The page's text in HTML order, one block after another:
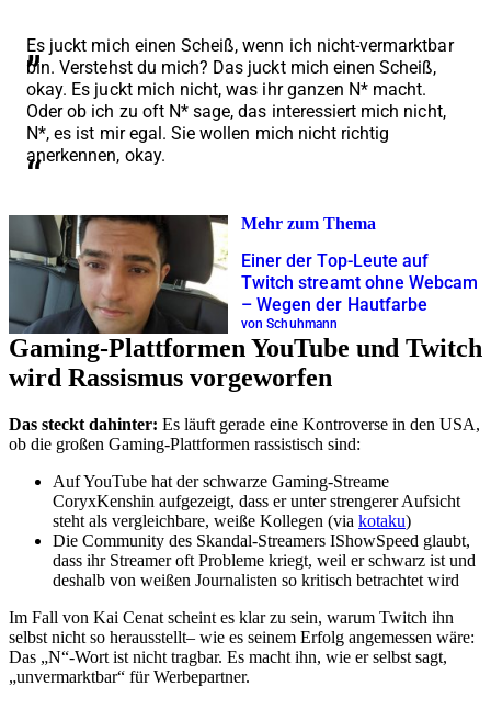
Es juckt mich einen Scheiß, wenn ich nicht-vermarktbar
bin. Verstehst du mich? Das juckt mich einen Scheiß,
okay. Es juckt mich nicht, was ihr ganzen N* macht.
Oder ob ich zu oft N* sage, das interessiert mich nicht,
N*, es ist mir egal. Sie wollen mich nicht richtig
anerkennen, okay.
Mehr zum Thema
Einer der Top-Leute auf
Twitch streamt ohne Webcam
– Wegen der Hautfarbe
von Schuhmann
Gaming-Plattformen YouTube und Twitch
wird Rassismus vorgeworfen
Das steckt dahinter: Es läuft gerade eine Kontroverse in den USA,
ob die großen Gaming-Plattformen rassistisch sind:
Auf YouTube hat der schwarze Gaming-Streame
CoryxKenshin aufgezeigt, dass er unter strengerer Aufsicht
steht als vergleichbare, weiße Kollegen (via kotaku)
Die Community des Skandal-Streamers IShowSpeed glaubt,
dass ihr Streamer oft Probleme kriegt, weil er schwarz ist und
deshalb von weißen Journalisten so kritisch betrachtet wird
Im Fall von Kai Cenat scheint es klar zu sein, warum Twitch ihn
selbst nicht so herausstellt– wie es seinem Erfolg angemessen wäre:
Das „N“-Wort ist nicht tragbar. Es macht ihn, wie er selbst sagt,
„unvermarktbar“ für Werbepartner.